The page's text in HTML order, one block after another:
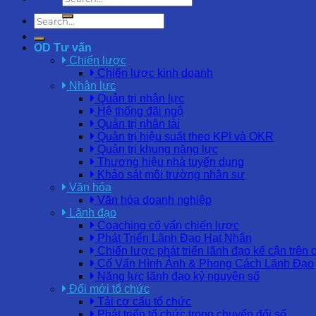
OD Tư vấn
Chiến lược
Chiến lược kinh doanh
Nhân lực
Quản trị nhân lực
Hệ thống đãi ngộ
Quản trị nhân tài
Quản trị hiệu suất theo KPI và OKR
Quản trị khung năng lực
Thương hiệu nhà tuyển dụng
Khảo sát môi trường nhân sự
Văn hóa
Văn hóa doanh nghiệp
Lãnh đạo
Coaching cố vấn chiến lược
Phát Triển Lãnh Đạo Hạt Nhân
Chiến lược phát triển lãnh đạo kế cận trên
Cố Vấn Hình Ảnh & Phong Cách Lãnh Đạo
Năng lực lãnh đạo kỷ nguyên số
Đổi mới tổ chức
Tái cơ cấu tổ chức